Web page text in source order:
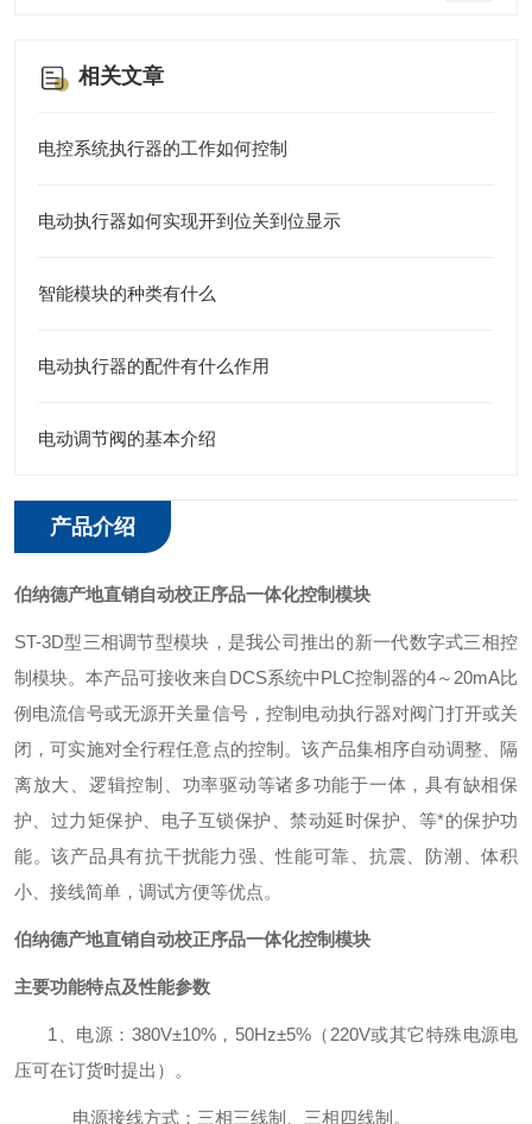
相关文章
电控系统执行器的工作如何控制
电动执行器如何实现开到位关到位显示
智能模块的种类有什么
电动执行器的配件有什么作用
电动调节阀的基本介绍
产品介绍
伯纳德产地直销自动校正序品一体化控制模块
ST-3D型三相调节型模块， 是我公司推出的新一代数字式三相控
制模块。本产品可接收来自 DCS系统中PLC控制器的4～ 20mA比
例电流信号或无源开关量信号，控制电动执行器对阀门打开或关
闭，可实施对全行程任意点的控制。该产品集相序自动调整、隔
离放大、逻辑控制、功率驱动等诸多功能于一体，具有缺相保
护、过力矩保护、电子互锁保护、禁动延时保护、等*的保护功
能。该产品具有抗干扰能力强、性能可靠、抗震、防潮、体积
小、接线简单，调试方便等优点。
伯纳德产地直销自动校正序品一体化控制模块
主要功能特点及性能参数
1、电源：380V±10%，50Hz±5%（220V或其它特殊电源电
压可在订货时提出）。
电源接线方式：三相三线制、三相四线制。